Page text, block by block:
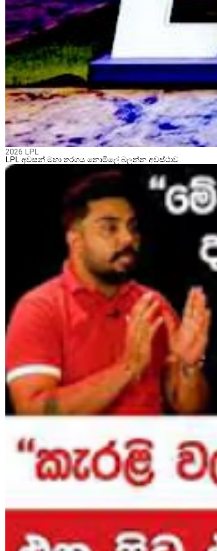
2026 LPL
LPL අවසන් මහා තරගය නොමිලේ බලන්න අවස්ථාව